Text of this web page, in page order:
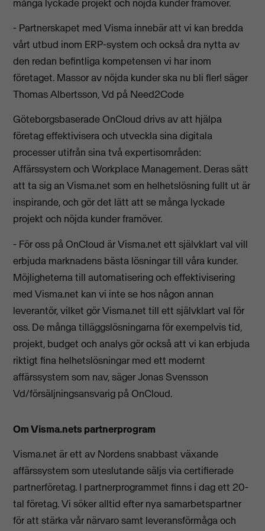
många lyckade projekt och nöjda kunder framöver.
- Partnerskapet med Visma innebär att vi kan bredda
vårt utbud inom ERP-system och också dra nytta av
den redan befintliga kompetensen vi har inom
företaget. Massor av nöjda kunder ska nu bli fler! säger
Thomas Albertsson, Vd på Need2Code
Göteborgsbaserade OnCloud drivs av att hjälpa
företag effektivisera och utveckla sina digitala
processer utifrån sina två expertisområden:
Affärssystem och Workplace Management. Deras sätt
att ta sig an Visma.net som en helhetslösning fullt ut är
inspirande, och gör det lätt att se många lyckade
projekt och nöjda kunder framöver.
- För oss på OnCloud är Visma.net ett självklart val vill
erbjuda marknadens bästa lösningar till våra kunder.
Möjligheterna till automatisering och effektivisering
med Visma.net kan vi inte se hos någon annan
leverantör, vilket gör Visma.net till ett självklart val för
oss. De många tilläggslösningarna för exempelvis tid,
projekt, budget och analys gör också att vi kan erbjuda
riktigt fina helhetslösningar med ett modernt
affärssystem som nav, säger Jonas Svensson
Vd/försäljningsansvarig på OnCloud.
Om Visma.nets partnerprogram
Visma.net är ett av Nordens snabbast växande
affärssystem som uteslutande säljs via certifierade
partnerföretag. I partnerprogrammet finns i dag ett 20-
tal företag. Vi söker alltid efter nya samarbetspartner
för att stärka vår närvaro samt leveransförmåga och